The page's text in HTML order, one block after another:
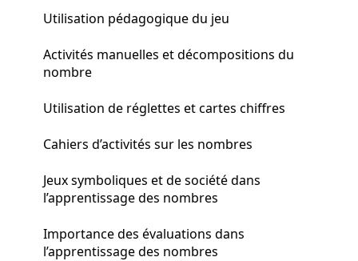
Utilisation pédagogique du jeu
Activités manuelles et décompositions du
nombre
Utilisation de réglettes et cartes chiffres
Cahiers d’activités sur les nombres
Jeux symboliques et de société dans
l’apprentissage des nombres
Importance des évaluations dans
l’apprentissage des nombres